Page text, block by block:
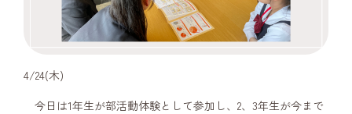
4/24(木)
今日は1年生が部活動体験として参加し、2、3年生が今まで